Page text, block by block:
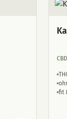
fit